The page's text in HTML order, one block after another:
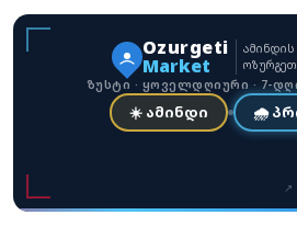
Ozurgeti
Market
ზუსტი · ყოველდღიური · 7-
☀️ ამინდი 🌧️
↗